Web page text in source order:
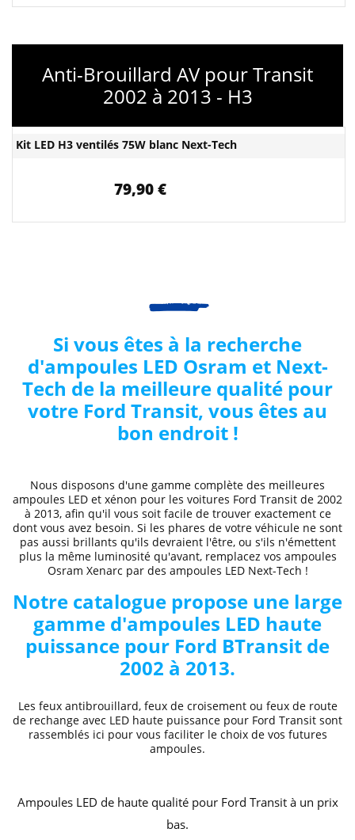
Anti-Brouillard AV pour Transit
2002 à 2013 - H3
Kit LED H3 ventilés 75W blanc Next-Tech
79,90 €
Si vous êtes à la recherche
d'ampoules LED Osram et Next-
Tech de la meilleure qualité pour
votre Ford Transit, vous êtes au
bon endroit !
Nous disposons d'une gamme complète des meilleures
ampoules LED et xénon pour les voitures Ford Transit de 2002
à 2013, afin qu'il vous soit facile de trouver exactement ce
dont vous avez besoin. Si les phares de votre véhicule ne sont
pas aussi brillants qu'ils devraient l'être, ou s'ils n'émettent
plus la même luminosité qu'avant, remplacez vos ampoules
Osram Xenarc par des ampoules LED Next-Tech !
Notre catalogue propose une large
gamme d'ampoules LED haute
puissance pour Ford BTransit de
2002 à 2013.
Les feux antibrouillard, feux de croisement ou feux de route
de rechange avec LED haute puissance pour Ford Transit sont
rassemblés ici pour vous faciliter le choix de vos futures
ampoules.
Ampoules LED de haute qualité pour Ford Transità un prix
bas.